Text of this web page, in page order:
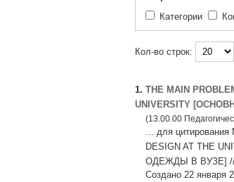
Категории
Кол-во строк:
1. THE MAIN
UNIVERSITY
(13.00.00
... для цитирования
DESIGN AT THE
ОДЕЖДЫ В ВУЗЕ] //
Создано 22 января